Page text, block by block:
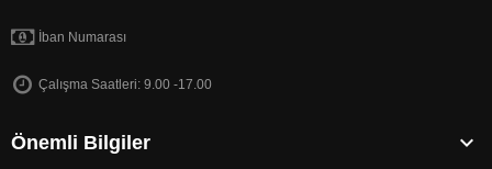
İban Numarası
Çalışma Saatleri: 9.00 -17.00
Önemli Bilgiler 